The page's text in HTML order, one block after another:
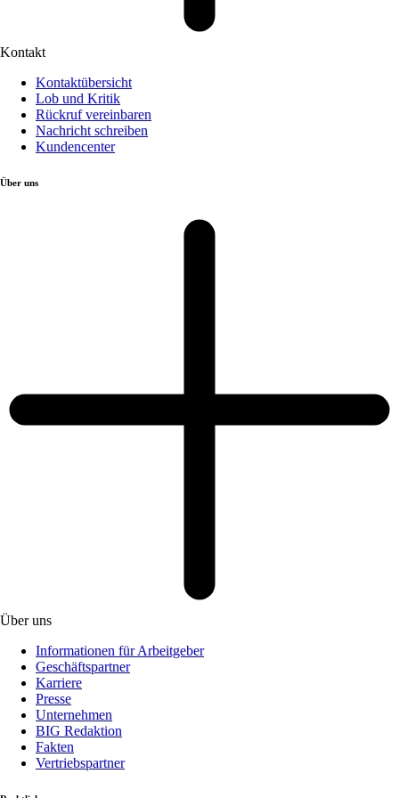
Kontakt
Kontaktübersicht
Lob und Kritik
Rückruf vereinbaren
Nachricht schreiben
Kundencenter
Über uns
Über uns
Informationen für Arbeitgeber
Geschäftspartner
Karriere
Presse
Unternehmen
BIG Redaktion
Fakten
Vertriebspartner